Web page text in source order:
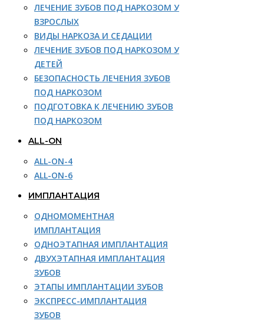
ЛЕЧЕНИЕ ЗУБОВ ПОД НАРКОЗОМ У
ВЗРОСЛЫХ
ВИДЫ НАРКОЗА И СЕДАЦИИ
ЛЕЧЕНИЕ ЗУБОВ ПОД НАРКОЗОМ У
ДЕТЕЙ
БЕЗОПАСНОСТЬ ЛЕЧЕНИЯ ЗУБОВ
ПОД НАРКОЗОМ
ПОДГОТОВКА К ЛЕЧЕНИЮ ЗУБОВ
ПОД НАРКОЗОМ
ALL-ON
ALL-ON-4
ALL-ON-6
ИМПЛАНТАЦИЯ
ОДНОМОМЕНТНАЯ
ИМПЛАНТАЦИЯ
ОДНОЭТАПНАЯ ИМПЛАНТАЦИЯ
ДВУХЭТАПНАЯ ИМПЛАНТАЦИЯ
ЗУБОВ
ЭТАПЫ ИМПЛАНТАЦИИ ЗУБОВ
ЭКСПРЕСС-ИМПЛАНТАЦИЯ
ЗУБОВ